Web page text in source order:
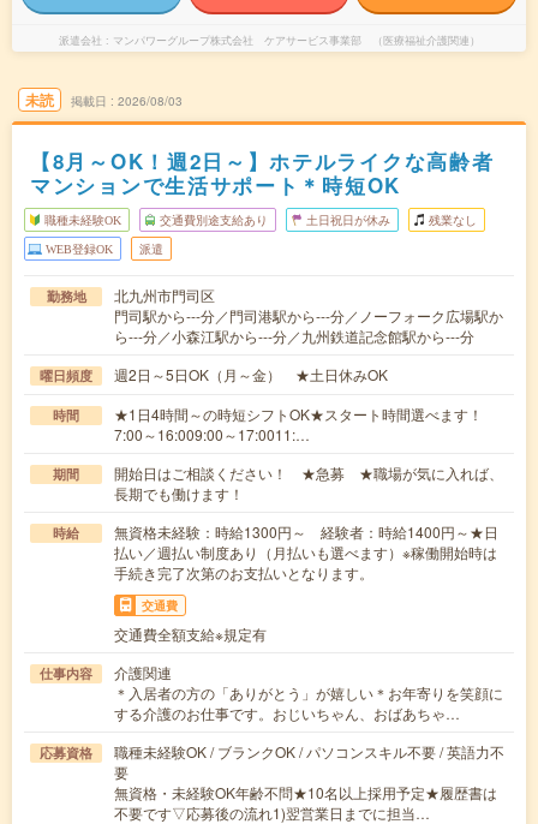
派遣会社 マンパワーグループ株式会社 ケアサービス事業部 （医療福祉介護関連）
未読 掲載日 2026/08/03
【8月～OK！週2日～】ホテルライクな高齢者
マンションで生活サポート＊時短OK
職種未経験OK 交通費別途支給あり 土日祝日が休み 残業なし
WEB登録OK 派遣
勤務地
北九州市門司区
門司駅から---分／門司港駅から---分／ノーフォーク広場駅か
ら---分／小森江駅から---分／九州鉄道記念館駅から---分
曜日頻度 週2日～5日OK（月～金） ★土日休みOK
時間
★1日4時間～の時短シフトOK★スタート時間選べます！
7:00～16:009:00～17:0011:…
期間
開始日はご相談ください！ ★急募 ★職場が気に入れば、
長期でも働けます！
時給
無資格未経験：時給1300円～ 経験者：時給1400円～★日
払い／週払い制度あり（月払いも選べます）※稼働開始時は
手続き完了次第のお支払いとなります。
交通費
交通費全額支給※規定有
仕事内容
介護関連
＊入居者の方の「ありがとう」が嬉しい＊お年寄りを笑顔に
する介護のお仕事です。おじいちゃん、おばあちゃ…
応募資格
職種未経験OK / ブランクOK / パソコンスキル不要 / 英語力不
要
無資格・未経験OK年齢不問★10名以上採用予定★履歴書は
不要です▽応募後の流れ1)翌営業日までに担当…